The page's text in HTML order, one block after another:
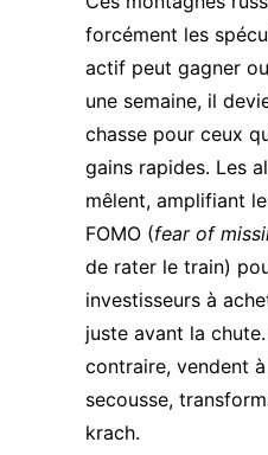
forcément les
actif peut gagner
une semaine, il
chasse pour ceux
gains rapides. Les
mêlent, amplifiant
FOMO (fear of
de rater le train)
investisseurs à
juste avant la chute.
contraire, vendent
secousse,
krach.